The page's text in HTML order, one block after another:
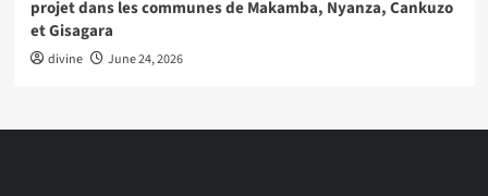
projet dans les communes de Makamba, Nyanza, Cankuzo
et Gisagara
divine June 24, 2026